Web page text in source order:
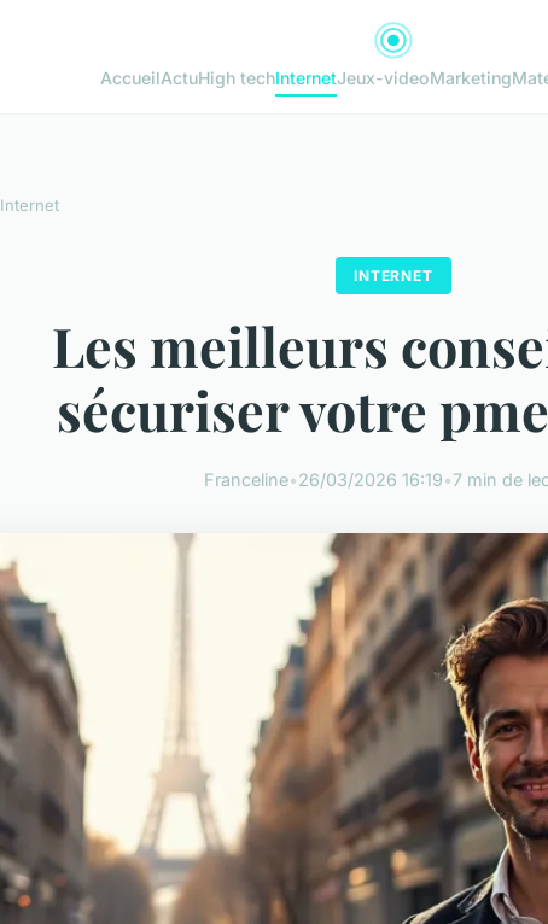
AccueilActuHigh techInternetJeux-videoMarketing
Internet
INTERNET
Les meilleurs
sécuriser votre
Franceline•26/03/2026 16:19•7 min de